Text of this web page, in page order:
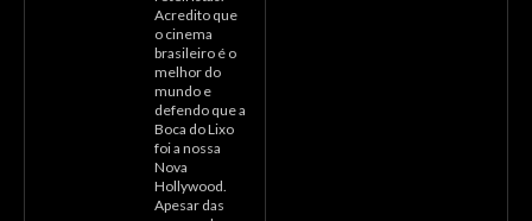
Acredito que
o cinema
brasileiro é o
melhor do
mundo e
defendo que a
Boca do Lixo
foi a nossa
Nova
Hollywood.
Apesar das